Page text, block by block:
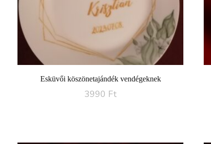
Esküvői köszönetajándék vendégeknek
3990 Ft